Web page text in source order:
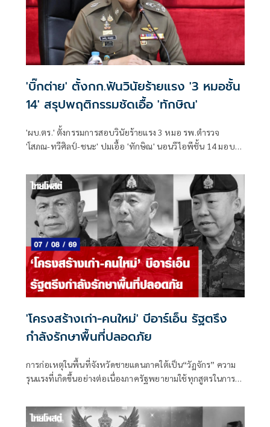
'บิ๊กต่าย' ตั้งกก.ฟันวินัยร้ายแรง '3 หมอชั้น
14' สรุปพฤติกรรมชัดเอื้อ 'ทักษิณ'
'ผบ.ตร.' ตั้งกรรมการสอบวินัยร้ายแรง 3 หมอ รพ.ตำรวจ
'โสภณ-ทวีศิลป์-ชนะ' ปมเอื้อ 'ทักษิณ' นอนวีไอพีชั้น 14 มอบ
'โครงสร้างเก่า-คนใหม่' บีอาร์เอ็น รัฐตรึง
กำลังรักษาพื้นที่ปลอดภัย
การก่อเหตุในพื้นที่จังหวัดชายแดนภาคใต้เป็น“วัฏจักร” ความ
รุนแรงที่เกิดขึ้นอย่างต่อเนื่องภาครัฐพยายามใช้ทุกสูตรในการ
สมบูรณ์